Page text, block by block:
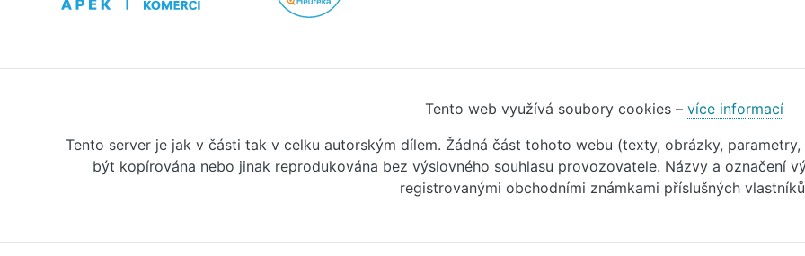
Tento web využívá soubory cookies – více informací
Tento server je jak v části tak v celku autorským dílem. Žádná část tohoto webu (texty, obrázky,
být kopírována nebo jinak reprodukována bez výslovného souhlasu provozovatele. Názvy a označení
registrovanými obchodními známkami příslušných